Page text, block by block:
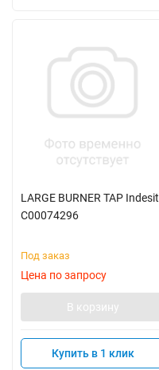
LARGE BURNER TAP Indesit
C00074296
Под заказ
Цена по запросу
В корзину
Купить в 1 клик